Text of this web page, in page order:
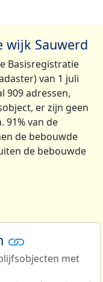
wijk Sauwerd
Basisregistratie
van 1 juli
909 adressen,
er zijn geen
91% van de
de bebouwde
de bebouwde
met